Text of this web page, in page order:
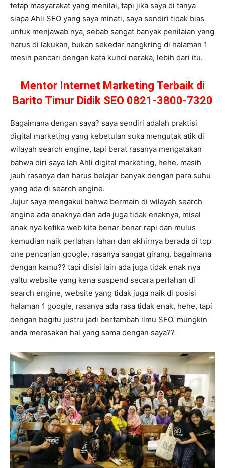
tetap masyarakat yang menilai, tapi jika saya di tanya
siapa Ahli SEO yang saya minati, saya sendiri tidak bias
untuk menjawab nya, sebab sangat banyak penilaian yang
harus di lakukan, bukan sekedar nangkring di halaman 1
mesin pencari dengan kata kunci neraka, lebih dari itu.
Mentor Internet Marketing Terbaik di
Barito Timur Didik SEO 0821-3800-7320
Bagaimana dengan saya? saya sendiri adalah praktisi
digital marketing yang kebetulan suka mengutak atik di
wilayah search engine, tapi berat rasanya mengatakan
bahwa diri saya lah Ahli digital marketing, hehe. masih
jauh rasanya dan harus belajar banyak dengan para suhu
yang ada di search engine.
Jujur saya mengakui bahwa bermain di wilayah search
engine ada enaknya dan ada juga tidak enaknya, misal
enak nya ketika web kita benar benar rapi dan mulus
kemudian naik perlahan lahan dan akhirnya berada di top
one pencarian google, rasanya sangat girang, bagaimana
dengan kamu?? tapi disisi lain ada juga tidak enak nya
yaitu website yang kena suspend secara perlahan di
search engine, website yang tidak juga naik di posisi
halaman 1 google, rasanya ada rasa tidak enak, hehe, tapi
dengan begitu justru jadi bertambah ilmu SEO. mungkin
anda merasakan hal yang sama dengan saya??